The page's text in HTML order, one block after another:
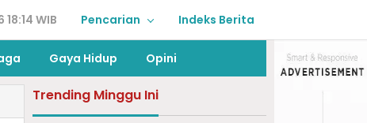
WIB Pencarian Indeks Berita
Gaya Hidup Opini
Trending Minggu Ini